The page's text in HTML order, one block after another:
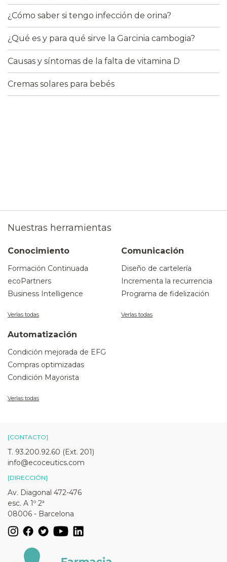
¿Cómo saber si tengo infección de orina?
¿Qué es y para qué sirve la Garcinia cambogia?
Causas y síntomas de la falta de vitamina D
Cremas solares para bebés
Nuestras herramientas
Conocimiento
Formación Continuada
ecoPartners
Business Intelligence
Verlas todas
Comunicación
Diseño de cartelería
Incrementa la recurrencia
Programa de fidelización
Verlas todas
Automatización
Condición mejorada de EFG
Compras optimizadas
Condición Mayorista
Verlas todas
[CONTACTO]
T. 93.200.92.60 (Ext. 201)
info@ecoceutics.com
[DIRECCIÓN]
Av. Diagonal 472-476
esc. A 1º 2ª
08006 - Barcelona